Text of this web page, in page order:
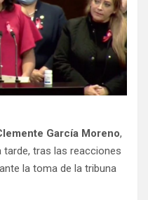
García Moreno,
tarde, tras las reacciones
la toma de la tribuna